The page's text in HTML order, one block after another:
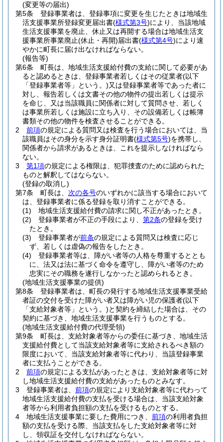
(変更等の届出)
第5条
登録事業者は、登録事項に変更を生じたときは地域生
活支援事業所登録変更届出書(様式第3号)により、当該地域
生活支援事業を廃止、休止又は再開する場合は地域生活支
援事業所事業廃止(休止・再開)届出書(様式第4号)により速
やかに町長に届け出なければならない。
(報告等)
第6条
町長は、地域生活支援給付費の支給に関して必要があ
ると認めるときは、登録事業者若しくはその従業者(以下
「登録事業者等」という。)又は登録事業者等であった者に
対し、報告若しくは文書その他の物件の提出若しくは提示
を命じ、又は当該職員に関係者に対して質問させ、若しく
は事業所若しくは施設に立ち入り、その設備若しくは帳簿
書類その他の物件を検査させることができる。
2
前項の規定による質問又は検査を行う場合においては、当
該職員はその身分を示す身分証明書(様式第5号)を携帯し、
関係者から請求があるときは、これを提示しなければなら
ない。
3
第1項の規定による権限は、犯罪捜査のために認められた
ものと解釈してはならない。
(登録の取消し)
第7条
町長は、 次の各号のいずれかに該当する場合において
は、登録事業者に係る登録を取り消すことができる。
(1)
地域生活支援給付費の請求に関し不正があったとき。
(2)
登録事業者が不正の手段により、 第2条の登録を受け
たとき。
(3)
登録事業者が前条の規定による質問又は検査に応じ
ず、若しくは虚偽の報告をしたとき。
(4)
登録事業者等は、障がい者等の人格を尊重するととも
に、法又は法に基づく命令を遵守し、障がい者等のため
忠実にその職務を遂行しなかったと認められるとき。
(地域生活支援事業の提供)
第8条
登録事業者は、町長の発行する地域生活支援事業受給
者証の交付を受けた障がい者又は障がい児の保護者(以下
「支給対象者等」という。)と契約を締結した場合は、その
契約に基づき、地域生活支援事業を行うものとする。
(地域生活支援給付費の代理受領)
第9条
町長は、支給対象者等からの委任に基づき、地域生活
支援給付費として当該支給対象者等に支給されるべき額の
限度において、当該支給対象者等に代わり、当該登録事業
者に支払うことができる。
2
前項の規定による支払があったときは、支給対象者等に対
し地域生活支援給付費の支給があったものとみなす。
3
登録事業者は、 前項の規定により支給対象者等に代わって
地域生活支援給付費の支払を受ける場合は、当該支給対象
者等から利用者負担額の支払を受けるものとする。
4
地域生活支援事業に要した費用につき、 前項の利用者負担
額の支払を受ける際、当該支払をした支給対象者等に対
し、領収証を交付しなければならない。